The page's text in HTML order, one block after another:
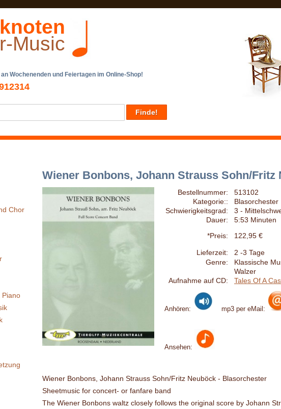
Music
und Feiertagen im Online-Shop!
Chor
Piano
Wiener Bonbons, Johann Strauss Sohn/Fritz
Bestellnummer:
513102
Kategorie::
Blasorchester
Schwierigkeitsgrad:
3 -
Dauer:
5:53 Minuten
*Preis:
122,95 €
Lieferzeit: 2 -3 Tage
Genre:
Klassische
Walzer
Aufnahme auf CD:
Tales Of A
Anhören: mp3 per eMail:
Ansehen:
Wiener Bonbons, Johann Strauss Sohn/Fritz Neuböck - Blasorchester
Sheetmusic for concert- or fanfare band
The Wiener Bonbons waltz closely follows the original score by Johann